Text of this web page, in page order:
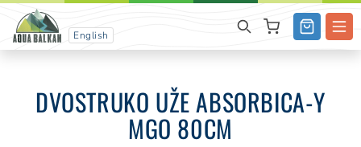
English
DVOSTRUKO UŽE ABSORBICA-Y
MGO 80CM